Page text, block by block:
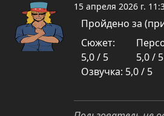
15 апреля 2026 г.
Пройдено за
Сюжет:
5,0 / 5
5,0 / 5
Озвучка: 5,0 / 5